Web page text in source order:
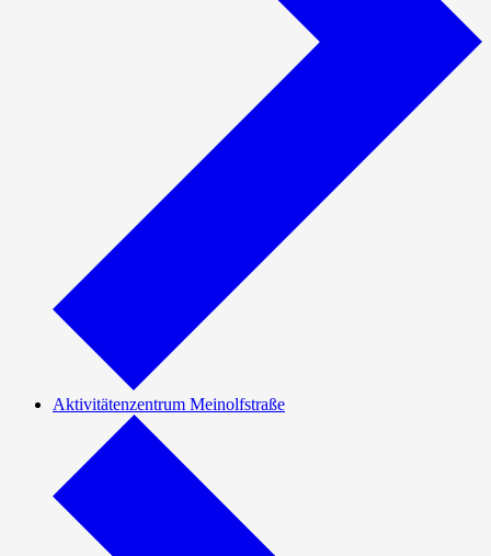
Aktivitätenzentrum Meinolfstraße